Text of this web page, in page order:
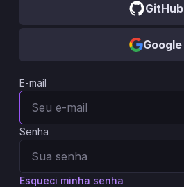
GitHub
Google
E-mail
Senha
Esqueci minha senha